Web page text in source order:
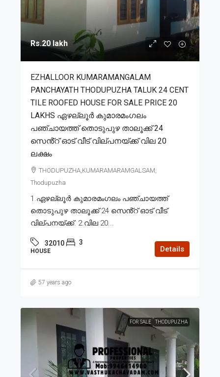
Rs.20 lakh
EZHALLOOR KUMARAMANGALAM
PANCHAYATH THODUPUZHA TALUK 24 CENT
TILE ROOFED HOUSE FOR SALE PRICE 20
LAKHS ഏഴല്ലൂർ കുമാരമംഗലം
പഞ്ചായത്ത് തൊടുപുഴ താലൂക്ക് 24
സെൻ്റ് ഓട് വീട് വില്പനയ്ക്ക് വില 20
ലക്ഷം
THODUPUZHA,KUMARAMARAMGALSAM,
Thodupuzha
1.ഏഴല്ലൂർ കുമാരമംഗലം പഞ്ചായത്ത്
തൊടുപുഴ താലൂക്ക് 24 സെൻ്റ് ഓട് വീട്
വില്പനയ്ക്ക്. 2.വില 20...
32010 3
HOUSE Details
57 years ago
FOR SALE THODUPUZHA